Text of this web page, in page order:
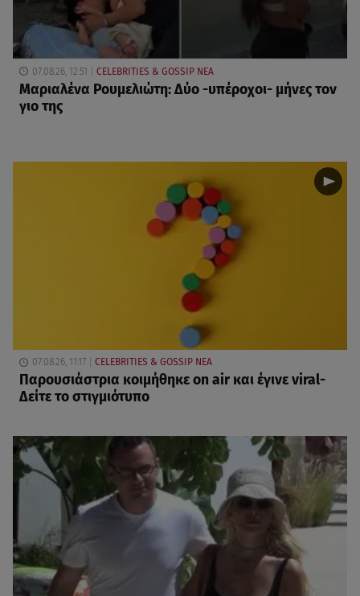
07.08.26, 12:51 CELEBRITIES & GOSSIP ΝΕΑ
Μαριαλένα Ρουμελιώτη: Δύο -υπέροχοι- μήνες τον
γιο της
07.08.26, 11:17 CELEBRITIES & GOSSIP ΝΕΑ
Παρουσιάστρια κοιμήθηκε on air και έγινε viral-
Δείτε το στιγμιότυπο